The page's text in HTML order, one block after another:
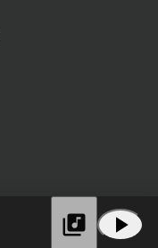
play_arrow
library_music